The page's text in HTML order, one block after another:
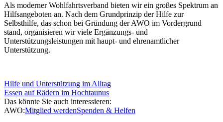
Als moderner Wohlfahrtsverband bieten wir ein großes Spektrum an
Hilfsangeboten an. Nach dem Grundprinzip der Hilfe zur
Selbsthilfe, das schon bei Gründung der AWO im Vordergrund
stand, organisieren wir viele Ergänzungs- und
Unterstützungsleistungen mit haupt- und ehrenamtlicher
Unterstützung.
Hilfe und Unterstützung im Alltag
Essen auf Rädern im Hochtaunus
Das könnte Sie auch interessieren:
AWO:Mitglied werdenSpenden & Helfen